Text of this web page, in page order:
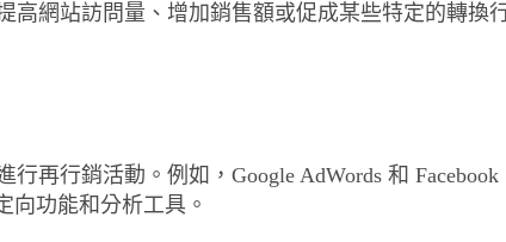
高網站訪問量、增加銷售額或促成某些特定的轉換
再行銷活動。例如，Google AdWords 和 Facebook
向功能和分析工具。